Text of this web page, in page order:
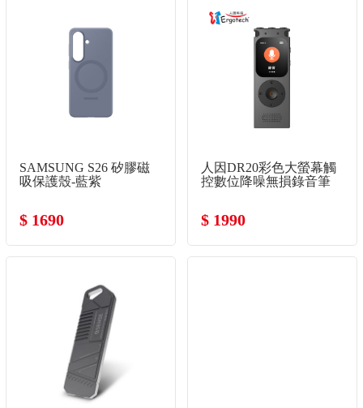
SAMSUNG S26 矽膠磁
吸保護殼-藍紫
$ 1690
人因DR20彩色大螢幕觸
控數位降噪無損錄音筆
$ 1990